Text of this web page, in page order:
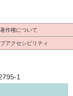
著作権について
アクセシビリティ
1